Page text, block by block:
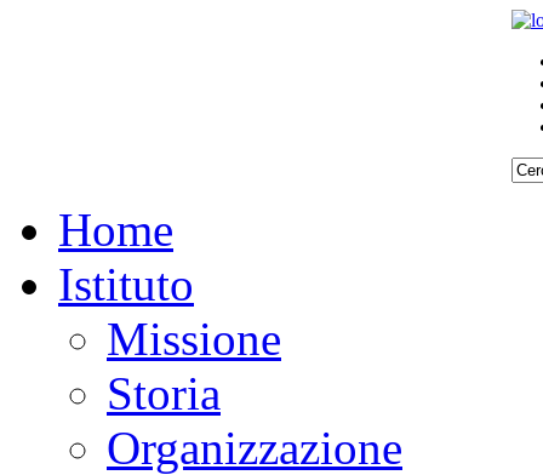
Home
Istituto
Missione
Storia
Organizzazione